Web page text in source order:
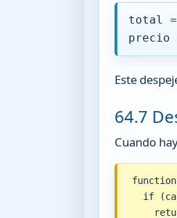
total =
Este
64.7
Cuando
if